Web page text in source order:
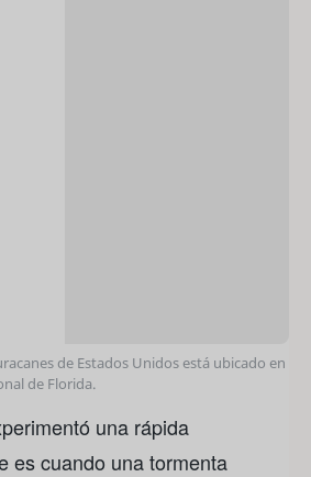
de Estados Unidos está ubicado en
de Florida.
una rápida
es cuando una tormenta